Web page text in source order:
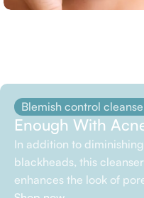
Blemish control
Enough With
In addition to
blackheads, this
enhances the look of